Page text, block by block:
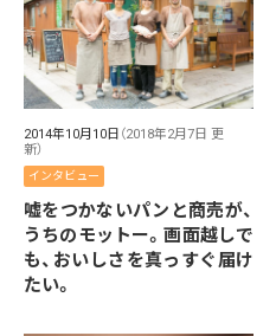
2014年10月10日 （2018年2月7日 更
新）
インタビュー
嘘をつかないパンと商売が、
うちのモットー。画面越しで
も、おいしさを真っすぐ届け
たい。